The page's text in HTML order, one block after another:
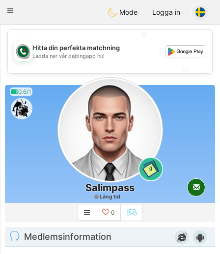
Weshrak
Toggle
Mode Logga in
💖
💕
Hitta din perfekta matchning
Ladda ner vår dejtingapp nu!
0.6/1
0
Salimpass
Lång tid
0
Medlemsinformation